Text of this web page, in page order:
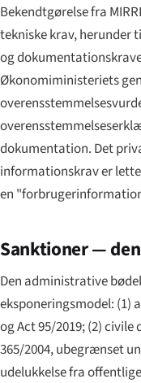
Bekendtgørelse fra
tekniske krav,
og
Økonomiministeriets
dokumentation. Det
informationskrav er
en
Sanktioner —
Den administrative
eksponeringsmodel: (1)
og Act 95/2019; (2)
365/2004, ubegrænset
udelukkelse fra